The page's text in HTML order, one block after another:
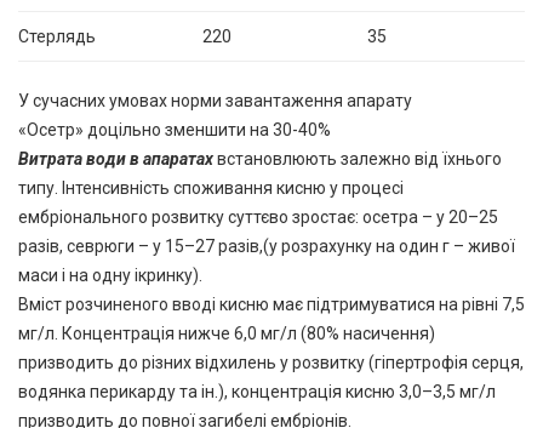
Стерлядь 220 35
У сучасних умовах норми завантаження апарату
«Осетр» доцільно зменшити на 30-40%
Витрата води в апаратахвстановлюють залежно від їхнього
типу. Інтенсивність споживання кисню у процесі
ембріонального розвитку суттєво зростає: осетра – у 20–25
разів, севрюги – у 15–27 разів,(у розрахунку на один г – живої
маси і на одну ікринку).
Вміст розчиненого вводі кисню має підтримуватися на рівні 7,5
мг/л. Концентрація нижче 6,0 мг/л (80% насичення)
призводить до різних відхилень у розвитку (гіпертрофія серця,
водянка перикарду та ін.), концентрація кисню 3,0–3,5 мг/л
призводить до повної загибелі ембріонів.